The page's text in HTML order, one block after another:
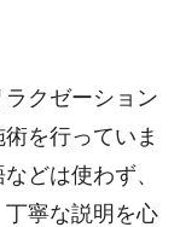
クゼーション
術を行っていま
どは使わず、
寧な説明を心